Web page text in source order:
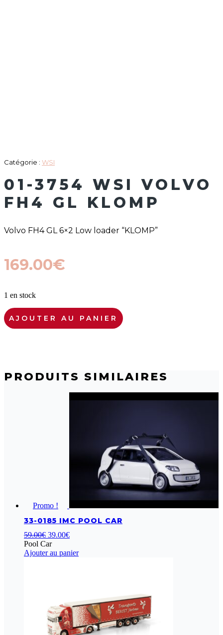
Catégorie : WSI
01-3754 WSI VOLVO
FH4 GL KLOMP
Volvo FH4 GL 6×2 Low loader “KLOMP”
169.00€
1 en stock
quantité
de
01-
GL
AJOUTER AU PANIER
PRODUITS SIMILAIRES
Promo !
33-0185 IMC POOL CAR
59.00€ Le
prix
initial
39.00€Le
actuel
Pool Car
Ajouter au panier